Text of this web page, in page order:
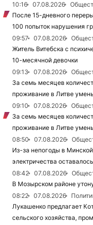
10:16
07.08.2026
После 15-дневного
100 попыток нарушения
09:57
07.08.2026
Житель Витебска с
10-месячной девочки
09:13
07.08.2026
За семь месяцев
проживание в Литве
09:10
07.08.2026
За семь месяцев
проживание в Литве
08:50
07.08.2026
Из-за непогоды в Минской
электричества
08:42
07.08.2026
В Мозырском районе
08:22
07.08.2026
Лукашенко предлагает
сельского хозяйства,